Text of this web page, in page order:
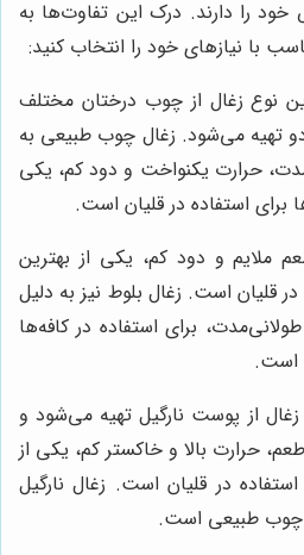
را دارند. درک این تفاوت‌ها به
با نیازهای خود را انتخاب کنید:
نوع زغال از چوب درختان مختلف
تهیه می‌شود. زغال چوب طبیعی به
حرارت یکنواخت و دود کم، یکی
برای استفاده در قلیان است.
ملایم و دود کم، یکی از بهترین
در قلیان است. زغال بلوط نیز به دلیل
برای استفاده در کافه‌ها
است.
از پوست نارگیل تهیه می‌شود و
حرارت بالا و خاکستر کم، یکی از
استفاده در قلیان است. زغال نارگیل
چوب طبیعی است.